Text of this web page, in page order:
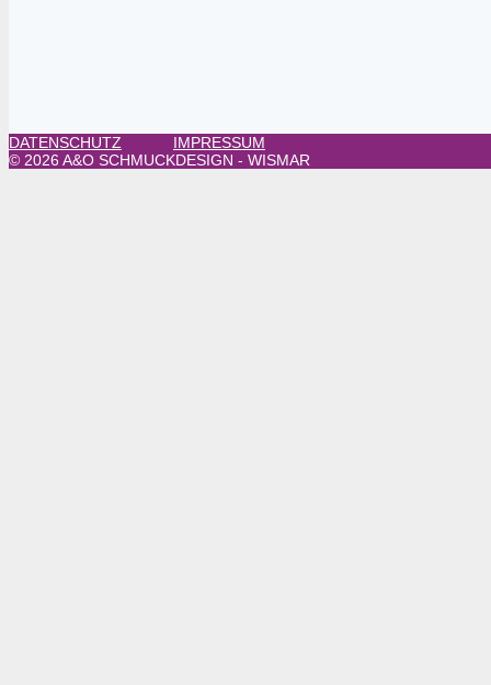
DATENSCHUTZ
IMPRESSUM
© 2026 A&O SCHMUCKDESIGN - WISMAR